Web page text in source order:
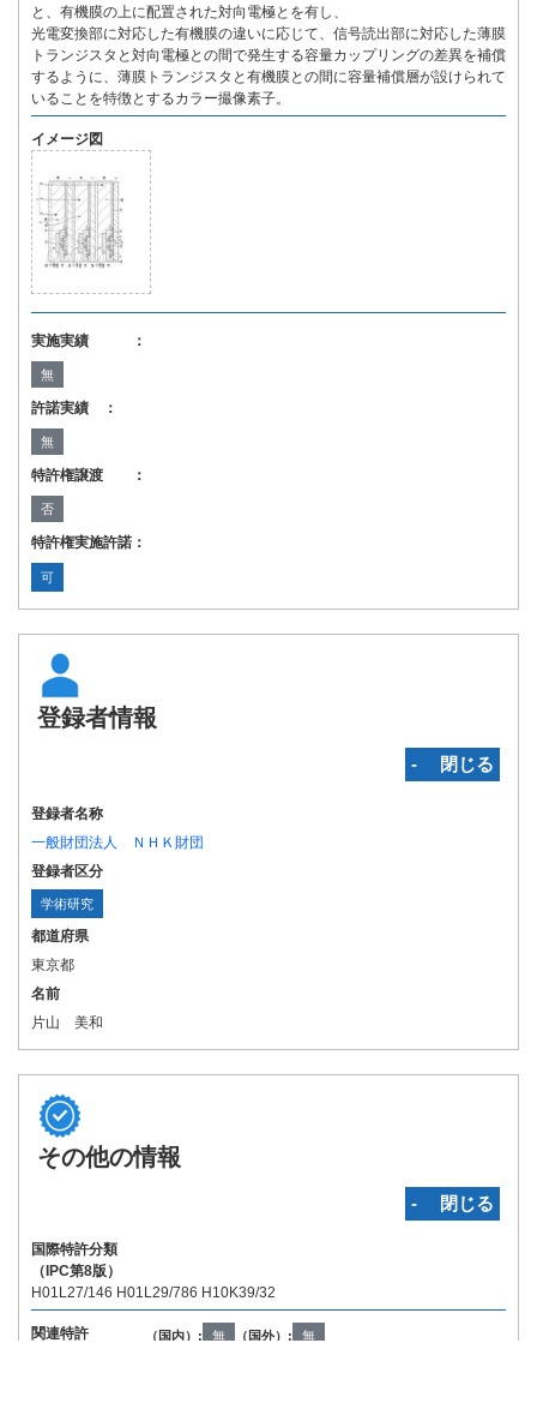
と、有機膜の上に配置された対向電極とを有し、
光電変換部に対応した有機膜の違いに応じて、信号読出部に対応した薄膜
トランジスタと対向電極との間で発生する容量カップリングの差異を補償
するように、薄膜トランジスタと有機膜との間に容量補償層が設けられて
いることを特徴とするカラー撮像素子。
イメージ図
実施実績 ：
無
許諾実績 ：
無
特許権譲渡 ：
否
特許権実施許諾：
可
登録者情報
‐ 閉じる
登録者名称
一般財団法人 ＮＨＫ財団
登録者区分
学術研究
都道府県
東京都
名前
片山 美和
その他の情報
‐ 閉じる
国際特許分類
（IPC第8版）
H01L27/146 H01L29/786 H10K39/32
関連特許 （国内）: 無 （国外）: 無